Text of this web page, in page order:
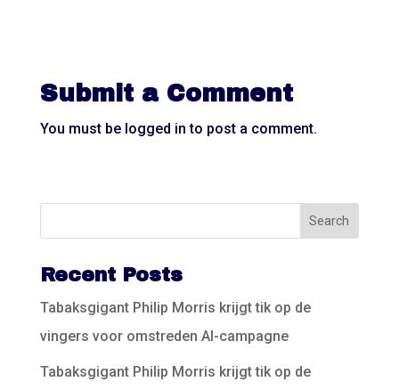
Submit a Comment
You must be logged in to post a comment.
Recent Posts
Tabaksgigant Philip Morris krijgt tik op de
vingers voor omstreden AI-campagne
Tabaksgigant Philip Morris krijgt tik op de